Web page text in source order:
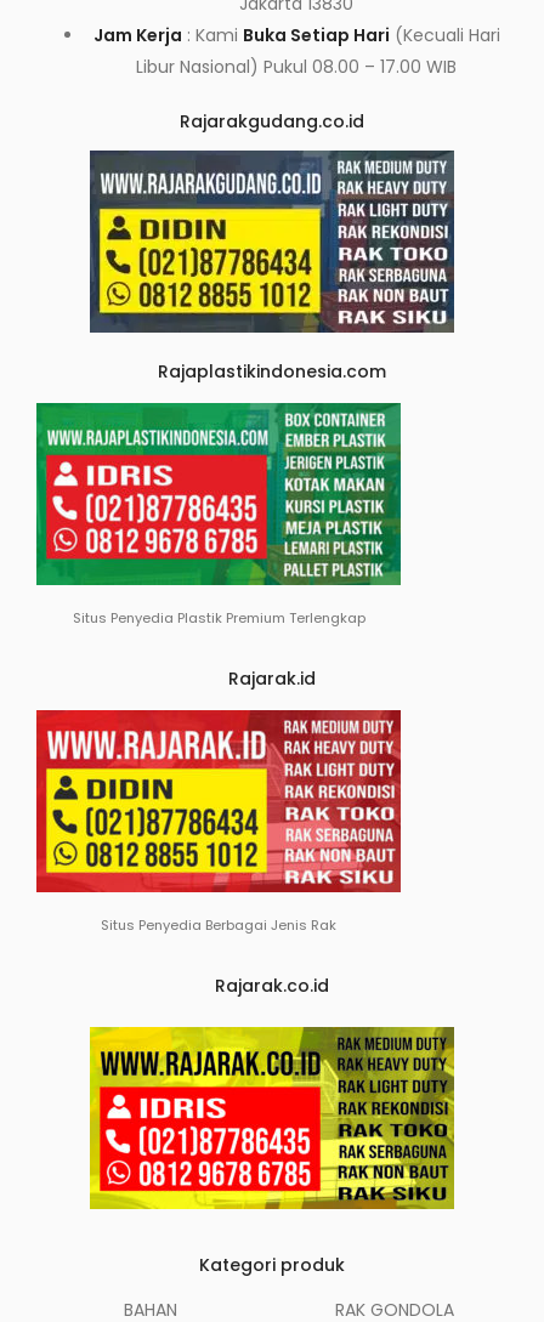
Jam Kerja : Kami Buka Setiap Hari (Kecuali Hari
Libur Nasional) Pukul 08.00 – 17.00 WIB
Rajarakgudang.co.id
Rajaplastikindonesia.com
Situs Penyedia Plastik Premium Terlengkap
Rajarak.id
Situs Penyedia Berbagai Jenis Rak
Rajarak.co.id
Kategori produk
BAHAN
RAK GONDOLA